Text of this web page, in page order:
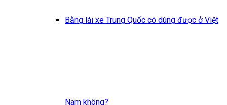
Bằng lái xe Trung Quốc có dùng được ở Việt
Nam không?